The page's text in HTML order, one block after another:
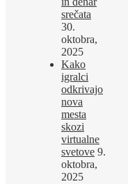
srečata
30.
oktobra,
2025
Kako
igralci
odkrivajo
nova
mesta
skozi
virtualne
svetove 9.
oktobra,
2025